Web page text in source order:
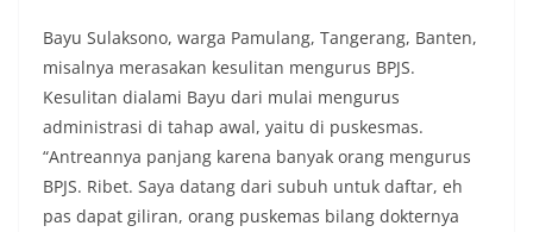
Bayu Sulaksono, warga Pamulang, Tangerang, Banten,
misalnya merasakan kesulitan mengurus BPJS.
Kesulitan dialami Bayu dari mulai mengurus
administrasi di tahap awal, yaitu di puskesmas.
“Antreannya panjang karena banyak orang mengurus
BPJS. Ribet. Saya datang dari subuh untuk daftar, eh
pas dapat giliran, orang puskemas bilang dokternya